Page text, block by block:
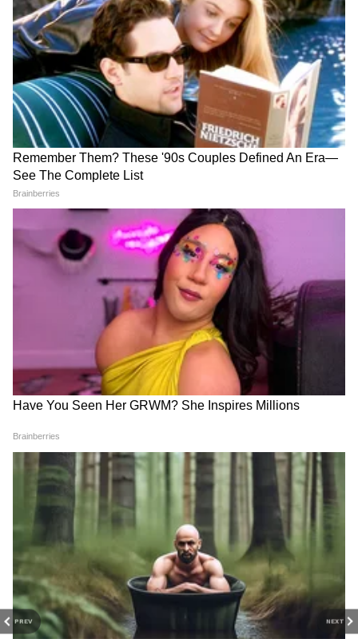
PREV NEXT
5
Image Credit :Heromotocorp
मायलेज ऐकून थक्क व्हाल, लिटरला 72 किमी!
आजकाल बाईक घेताना प्रत्येकजण आधी मायलेज
विचारतो. या बाबतीत सुपर स्प्लेंडर XTEC 2.0 एकदम
'किंग' आहे. यात 124.7 सीसी क्षमतेचं सिंगल-सिलेंडर,
एअर-कूल्ड इंजिन आहे, जे 10.7 bhp पॉवर आणि 10.6
Nm टॉर्क निर्माण करतं. कंपनीचा दावा आहे की,
ॲडव्हान्स्ड प्रोग्राम्ड फ्युएल इंजेक्शन (APFI) आणि i3S
(आयडल स्टॉप-स्टार्ट) सिस्टिममुळे ही बाईक लिटरला
तब्बल 72 किलोमीटर मायलेज देते.